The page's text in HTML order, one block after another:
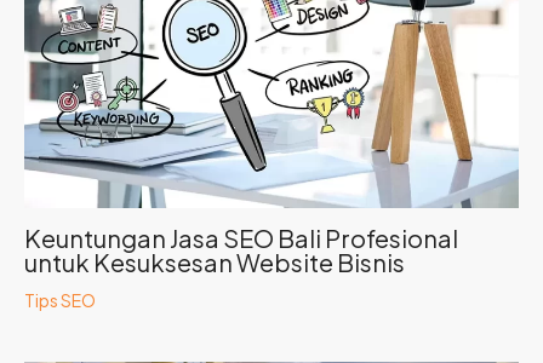
Keuntungan Jasa SEO Bali Profesional
untuk Kesuksesan Website Bisnis
Tips SEO